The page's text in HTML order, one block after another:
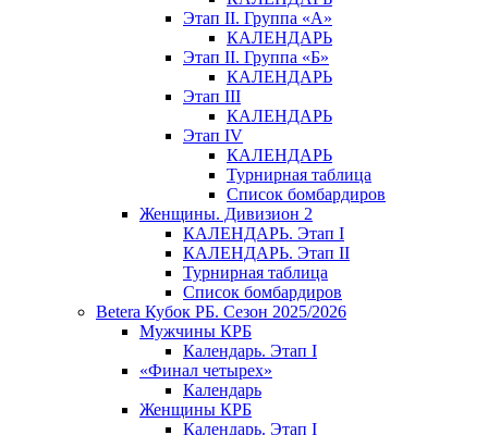
Этап II. Группа «А»
КАЛЕНДАРЬ
Этап II. Группа «Б»
КАЛЕНДАРЬ
Этап III
КАЛЕНДАРЬ
Этап IV
КАЛЕНДАРЬ
Турнирная таблица
Список бомбардиров
Женщины. Дивизион 2
КАЛЕНДАРЬ. Этап I
КАЛЕНДАРЬ. Этап II
Турнирная таблица
Список бомбардиров
Betera Кубок РБ. Сезон 2025/2026
Мужчины КРБ
Календарь. Этап I
«Финал четырех»
Календарь
Женщины КРБ
Календарь. Этап I